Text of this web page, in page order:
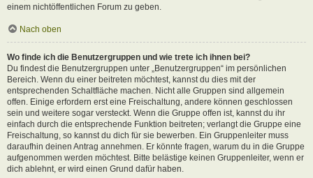
einem nichtöffentlichen Forum zu geben.
Nach oben
Wo finde ich die Benutzergruppen und wie trete ich ihnen bei?
Du findest die Benutzergruppen unter „Benutzergruppen“ im persönlichen
Bereich. Wenn du einer beitreten möchtest, kannst du dies mit der
entsprechenden Schaltfläche machen. Nicht alle Gruppen sind allgemein
offen. Einige erfordern erst eine Freischaltung, andere können geschlossen
sein und weitere sogar versteckt. Wenn die Gruppe offen ist, kannst du ihr
einfach durch die entsprechende Funktion beitreten; verlangt die Gruppe eine
Freischaltung, so kannst du dich für sie bewerben. Ein Gruppenleiter muss
daraufhin deinen Antrag annehmen. Er könnte fragen, warum du in die Gruppe
aufgenommen werden möchtest. Bitte belästige keinen Gruppenleiter, wenn er
dich ablehnt, er wird einen Grund dafür haben.